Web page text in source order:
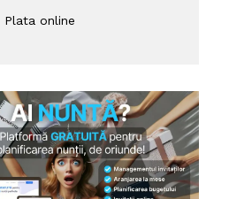
Plata online